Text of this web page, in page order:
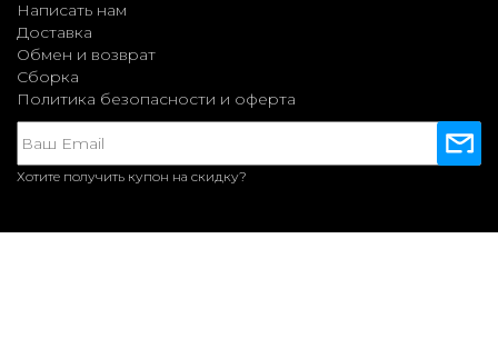
Написать нам
Доставка
Обмен и возврат
Сборка
Политика безопасности и оферта
Хотите получить купон на скидку?